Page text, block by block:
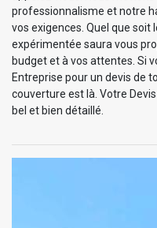
professionnalisme et notre
vos exigences. Quel que soit
expérimentée saura vous
budget et à vos attentes. Si
Entreprise pour un devis de
couverture est là. Votre
bel et bien détaillé.